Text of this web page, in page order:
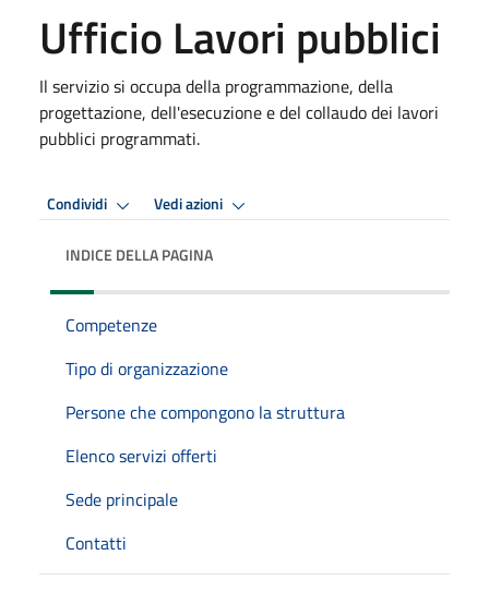
Ufficio Lavori pubblici
Il servizio si occupa della programmazione, della
progettazione, dell'esecuzione e del collaudo dei lavori
pubblici programmati.
Condividi Vedi azioni
INDICE DELLA PAGINA
Competenze
Tipo di organizzazione
Persone che compongono la struttura
Elenco servizi offerti
Sede principale
Contatti